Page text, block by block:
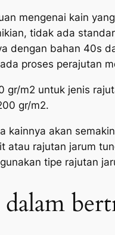
mengenai kain
tidak ada
dengan bahan 40s
proses perajutan
gr/m2 untuk jenis
gr/m2.
akan semakin
atau rajutan jarum
tipe rajutan